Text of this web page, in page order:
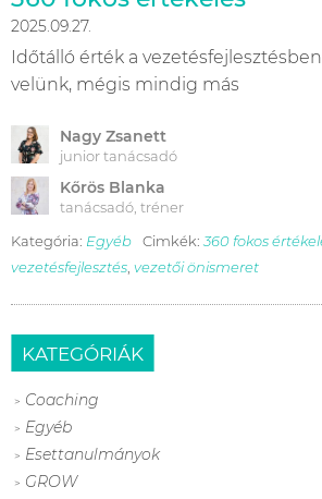
2025.09.27.
Időtálló érték a
velünk, mégis mindig más
Nagy Zsanett
junior tanácsadó
Kőrös Blanka
tanácsadó, tréner
Kategória: Egyéb Cimkék: 360 fokos
vezetésfejlesztés, vezetői önismeret
KATEGÓRIÁK
Coaching
Egyéb
Esettanulmányok
GROW